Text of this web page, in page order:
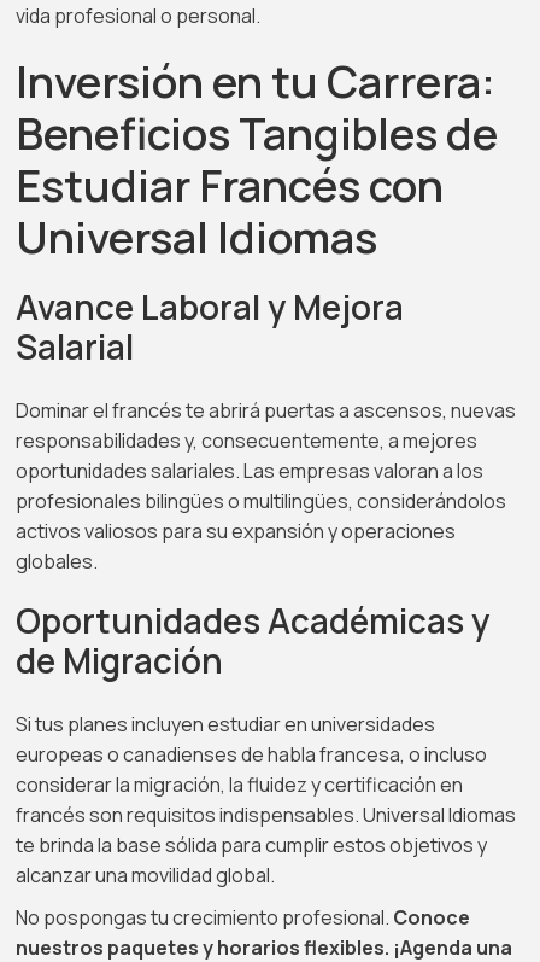
vida profesional o personal.
Inversión en tu Carrera:
Beneficios Tangibles de
Estudiar Francés con
Universal Idiomas
Avance Laboral y Mejora
Salarial
Dominar el francés te abrirá puertas a ascensos, nuevas
responsabilidades y, consecuentemente, a mejores
oportunidades salariales. Las empresas valoran a los
profesionales bilingües o multilingües, considerándolos
activos valiosos para su expansión y operaciones
globales.
Oportunidades Académicas y
de Migración
Si tus planes incluyen estudiar en universidades
europeas o canadienses de habla francesa, o incluso
considerar la migración, la fluidez y certificación en
francés son requisitos indispensables. Universal Idiomas
te brinda la base sólida para cumplir estos objetivos y
alcanzar una movilidad global.
No pospongas tu crecimiento profesional. Conoce
nuestros paquetes y horarios flexibles. ¡Agenda una